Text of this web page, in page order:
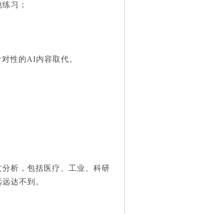
习；
性的AI内容取代。
析，包括医疗、工业、科研
达不到。